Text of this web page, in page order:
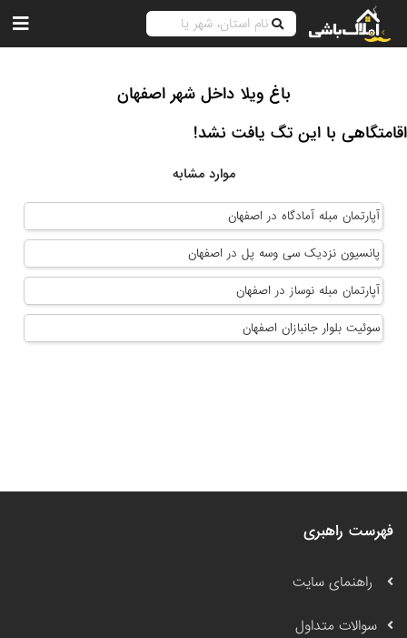
باغ ویلا داخل شهر اصفهان
اقامتگاهی با این تگ یافت نشد!
موارد مشابه
آپارتمان مبله آمادگاه در اصفهان
پانسیون نزدیک سی وسه پل در اصفهان
آپارتمان مبله نوساز در اصفهان
سوئیت بلوار جانبازان اصفهان
فهرست راهبری
راهنمای سایت
سوالات متداول